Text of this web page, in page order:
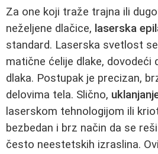
Za one koji traže trajna ili
neželjene dlačice, laserska
standard. Laserska svetlost
matične ćelije dlake, dovodeći
dlaka. Postupak je precizan,
delovima tela. Slično,
laserskom tehnologijom ili
bezbedan i brz način da se
često neestetskih izraslina.